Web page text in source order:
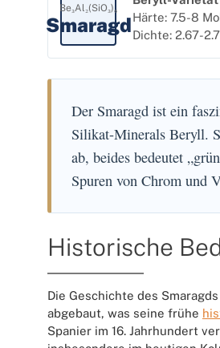
Be₃Al₂(SiO₃)₆
SmaragdHärte: 7.5-8
Dichte: 2.67-
Der Smaragd ist ein
Silikat-Minerals Beryll.
ab, beides bedeutet
Spuren von Chrom und
Historische
Die Geschichte des
abgebaut, was seine frühe
Spanier im 16. Jahrhundert